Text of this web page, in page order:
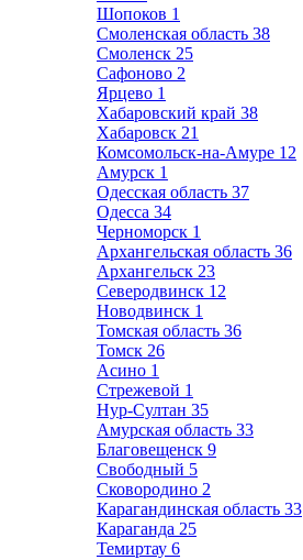
Шопоков 1
Смоленская область 38
Смоленск 25
Сафоново 2
Ярцево 1
Хабаровский край 38
Хабаровск 21
Комсомольск-на-Амуре 12
Амурск 1
Одесская область 37
Одесса 34
Черноморск 1
Архангельская область 36
Архангельск 23
Северодвинск 12
Новодвинск 1
Томская область 36
Томск 26
Асино 1
Стрежевой 1
Нур-Султан 35
Амурская область 33
Благовещенск 9
Свободный 5
Сковородино 2
Карагандинская область 33
Караганда 25
Темиртау 6